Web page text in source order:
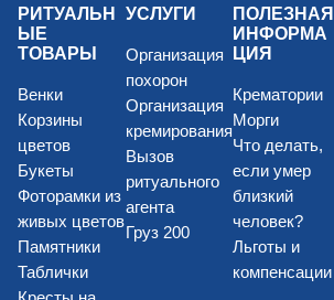
РИТУАЛЬН
ЫЕ
ТОВАРЫ
Венки
Корзины
цветов
Букеты
Фоторамки из
живых цветов
Памятники
Таблички
УСЛУГИ
Организация
похорон
Организация
кремирования
Вызов
ритуального
агента
Груз 200
ПОЛЕЗНАЯ
ИНФОРМА
ЦИЯ
Крематории
Морги
Что делать,
если умер
близкий
человек?
Льготы и
компенсации